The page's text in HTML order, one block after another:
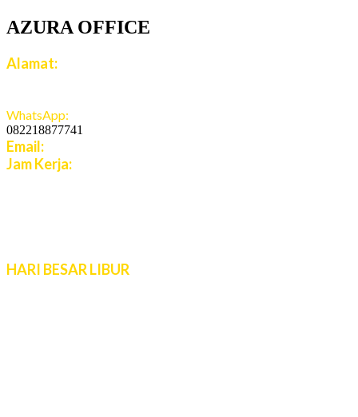
AZURA OFFICE
Alamat:
WhatsApp:
082218877741
Email:
Jam Kerja:
HARI BESAR LIBUR